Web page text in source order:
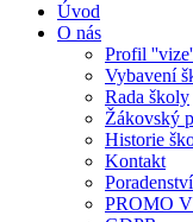
Úvod
O nás
Profil
Vybavení
Rada školy
Žákovský
Historie
Kontakt
PROMO